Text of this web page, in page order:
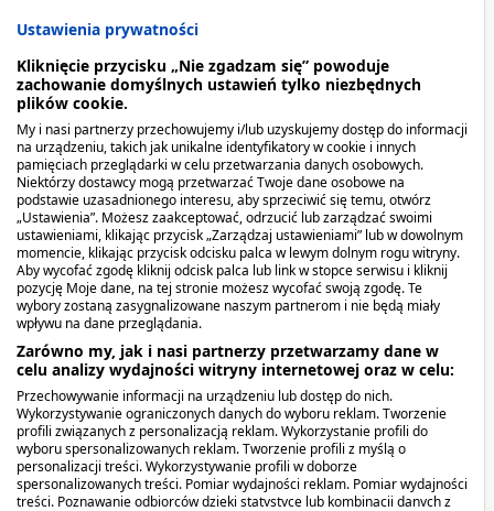
Kiedy stosować produkt?
Pielęgnacja skóry głowy w trakcie nasilonych
objawów łupieżu.
Dawkowanie
Stosowanie preparatu:
W aktywnej fazie łupieżu aplikuj na włosy, wmasuj
w skórę aż do uzyskania piany i spłucz, po czym
powtórz czynność pozostawiając szampon na 3
min., następnie obficie spłucz. Szampon stosuj 3
razy w tygodniu przez 2 tygodnie. Stosowanie
szamponu raz w tygodniu jako pielęgnacja
podtrzymująca pomaga nawrotom łupieżu na
długi czas.
Ustawienia prywatności
Kliknięcie przycisku „Nie zgadzam się” powoduje
zachowanie domyślnych ustawień tylko niezbędnych
plików cookie.
My i nasi partnerzy przechowujemy i/lub uzyskujemy dostęp do informacji
na urządzeniu, takich jak unikalne identyfikatory w cookie i innych
pamięciach przeglądarki w celu przetwarzania danych osobowych.
Niektórzy dostawcy mogą przetwarzać Twoje dane osobowe na
podstawie uzasadnionego interesu, aby sprzeciwić się temu, otwórz
„Ustawienia”. Możesz zaakceptować, odrzucić lub zarządzać swoimi
ustawieniami, klikając przycisk „Zarządzaj ustawieniami” lub w dowolnym
momencie, klikając przycisk odcisku palca w lewym dolnym rogu witryny.
Aby wycofać zgodę kliknij odcisk palca lub link w stopce serwisu i kliknij
pozycję Moje dane, na tej stronie możesz wycofać swoją zgodę. Te
wybory zostaną zasygnalizowane naszym partnerom i nie będą miały
wpływu na dane przeglądania.
Zarówno my, jak i nasi partnerzy przetwarzamy dane w
celu analizy wydajności witryny internetowej oraz w celu:
Przechowywanie informacji na urządzeniu lub dostęp do nich.
Wykorzystywanie ograniczonych danych do wyboru reklam. Tworzenie
profili związanych z personalizacją reklam. Wykorzystanie profili do
wyboru spersonalizowanych reklam. Tworzenie profili z myślą o
personalizacji treści. Wykorzystywanie profili w doborze
spersonalizowanych treści. Pomiar wydajności reklam. Pomiar wydajności
treści. Poznawanie odbiorców dzięki statystyce lub kombinacji danych z